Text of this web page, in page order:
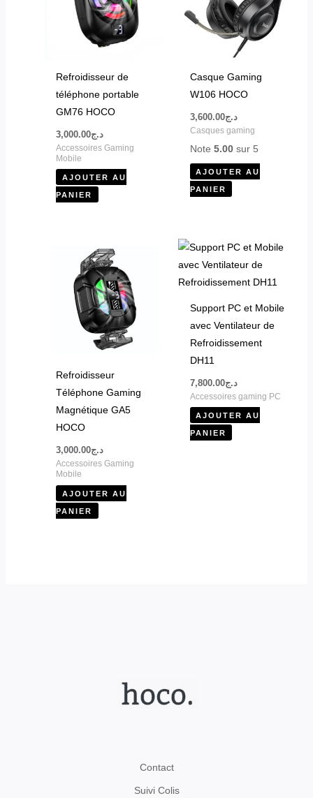
Refroidisseur de
téléphone portable
GM76 HOCO
د.ج3,000.00
Accessoires Gaming
Mobile
AJOUTER AU
PANIER
Casque Gaming
W106 HOCO
د.ج3,600.00
Casques gaming
Note 5.00sur 5
AJOUTER AU
PANIER
Refroidisseur
Téléphone Gaming
Magnétique GA5
HOCO
د.ج3,000.00
Accessoires Gaming
Mobile
AJOUTER AU
PANIER
Support PC et Mobile
avec Ventilateur de
Refroidissement
DH11
د.ج7,800.00
Accessoires gaming PC
AJOUTER AU
PANIER
Contact
Suivi Colis